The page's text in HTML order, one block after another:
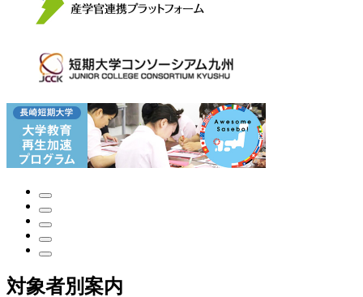
対象者別案内